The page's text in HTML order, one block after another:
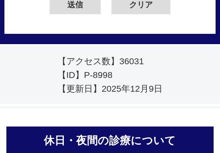
【アクセス数】 36031
【ID】 P-8998
【更新日】 2025年12月9日
休日・夜間の診療について